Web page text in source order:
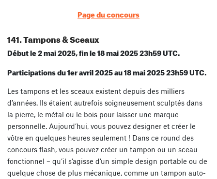
Page du concours
141. Tampons & Sceaux
Début le 2 mai 2025, fin le 18 mai 2025 23h59 UTC.
Participations du 1er avril 2025 au 18 mai 2025 23h59 UTC.
Les tampons et les sceaux existent depuis des milliers
d’années. Ils étaient autrefois soigneusement sculptés dans
la pierre, le métal ou le bois pour laisser une marque
personnelle. Aujourd’hui, vous pouvez designer et créer le
vôtre en quelques heures seulement ! Dans ce round des
concours flash, vous pouvez créer un tampon ou un sceau
fonctionnel – qu’il s’agisse d’un simple design portable ou de
quelque chose de plus mécanique, comme un tampon auto-